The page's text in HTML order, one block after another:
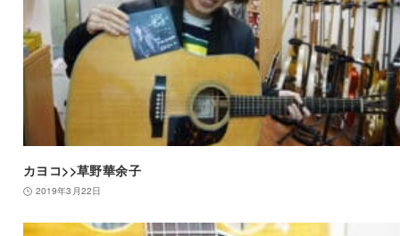
カヨコ>>草野華余子
2019年3月22日